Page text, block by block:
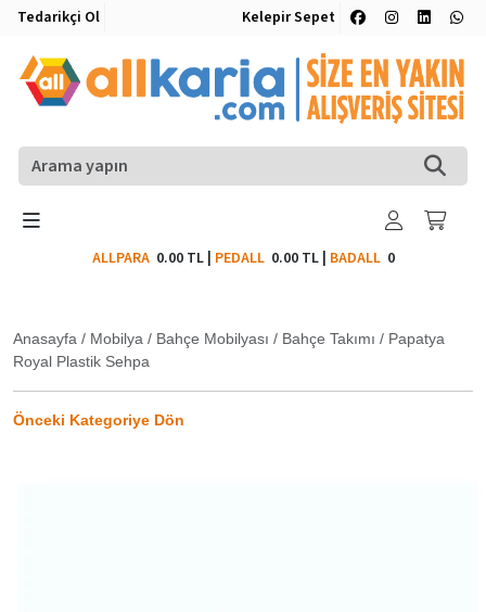
Tedarikçi Ol Kelepir Sepet
ALLPARA 0.00 TL| PEDALL 0.00 TL| BADALL0
Anasayfa / Mobilya / Bahçe Mobilyası / Bahçe Takımı / Papatya
Royal Plastik Sehpa
Önceki Kategoriye Dön